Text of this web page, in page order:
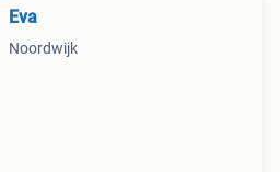
Eva
Noordwijk